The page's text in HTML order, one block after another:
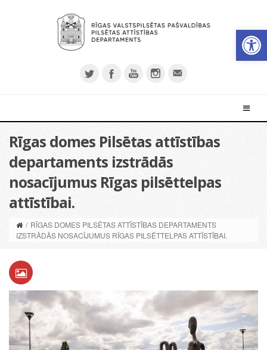
Rīgas domes Pilsētas attīstības
departaments izstrādās
nosacījumus Rīgas pilsēttelpas
attīstībai.
/ RĪGAS DOMES PILSĒTAS ATTĪSTĪBAS DEPARTAMENTS
IZSTRĀDĀS NOSACĪJUMUS RĪGAS PILSĒTTELPAS ATTĪSTĪBAI.